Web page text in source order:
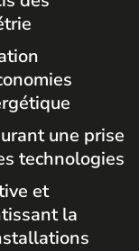
une prise
technologies
et
la